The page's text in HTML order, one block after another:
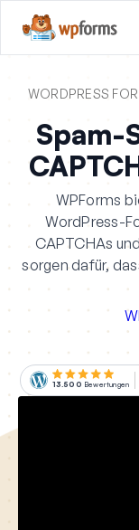
WORDPRESS
Spam-
WPForms
WordPress-
CAPTCHAs
sorgen dafür,
13.500 Bewertungen